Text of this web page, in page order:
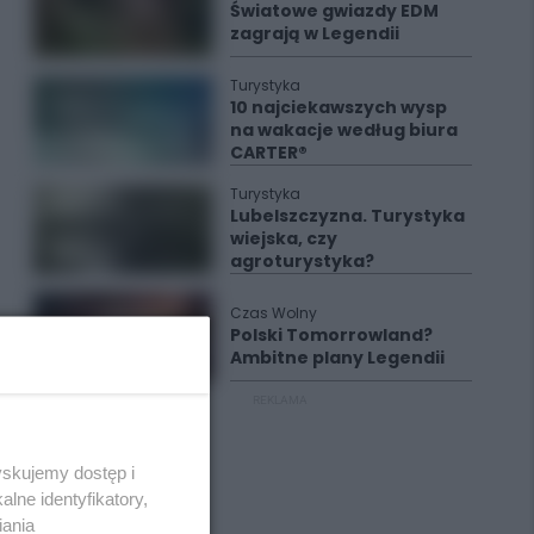
Światowe gwiazdy EDM
zagrają w Legendii
Turystyka
10 najciekawszych wysp
na wakacje według biura
CARTER®
Turystyka
Lubelszczyzna. Turystyka
wiejska, czy
agroturystyka?
Czas Wolny
Polski Tomorrowland?
Ambitne plany Legendii
dostęp i
identyfikatory,